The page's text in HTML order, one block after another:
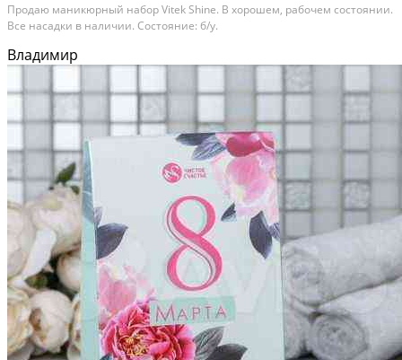
Продаю маникюрный набор Vitek Shine. В хорошем, рабочем состоянии.
Все насадки в наличии. Состояние: б/у.
Владимир